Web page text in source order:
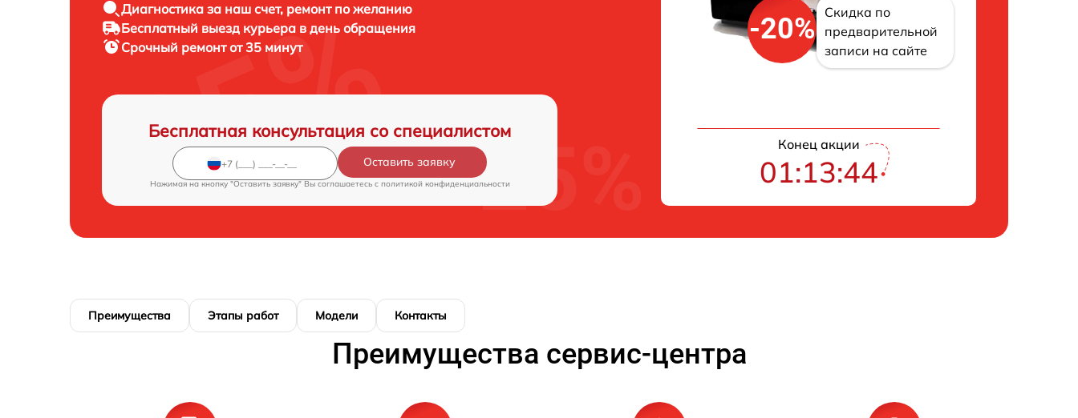
Диагностика за наш счет, ремонт по желанию
Бесплатный выезд курьера в день обращения
Срочный ремонтот 35 минут
Бесплатная консультация со специалистом
Оставить заявку
Нажимая на кнопку "Оставить заявку" Вы соглашаетесь c политикой конфиденциальности
-20%
Скидка по
предварительной
записи на сайте
Конец акции
01:13:43
Преимущества Этапы работ Модели Контакты
Преимущества сервис-центра